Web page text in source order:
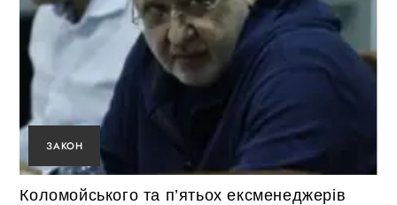
ЗАКОН
Коломойського та п’ятьох ексменеджерів